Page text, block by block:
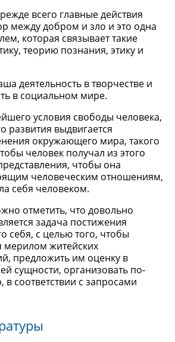
всего главные действия
между добром и зло и это одна
которая связывает такие
теорию познания, этику и
деятельность в творчестве и
в социальном мире.
условия свободы человека,
развития выдвигается
окружающего мира, такого
человек получал из этого
чтобы она
человеческим отношениям,
себя человеком.
отметить, что довольно
задача постижения
себя, с целью того, чтобы
мерилом житейских
предложить им оценку в
сущности, организовать по-
в соответствии с запросами